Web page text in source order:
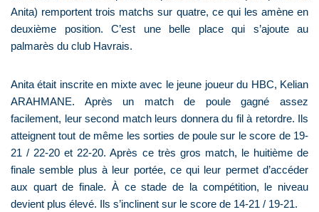
Anita) remportent trois matchs sur quatre, ce qui les amène en
deuxième position. C’est une belle place qui s’ajoute au
palmarès du club Havrais.
Anita était inscrite en mixte avec le jeune joueur du HBC, Kelian
ARAHMANE. Après un match de poule gagné assez
facilement, leur second match leurs donnera du fil à retordre. Ils
atteignent tout de même les sorties de poule sur le score de 19-
21 / 22-20 et 22-20. Après ce très gros match, le huitième de
finale semble plus à leur portée, ce qui leur permet d’accéder
aux quart de finale. À ce stade de la compétition, le niveau
devient plus élevé. Ils s’inclinent sur le score de 14-21 / 19-21.